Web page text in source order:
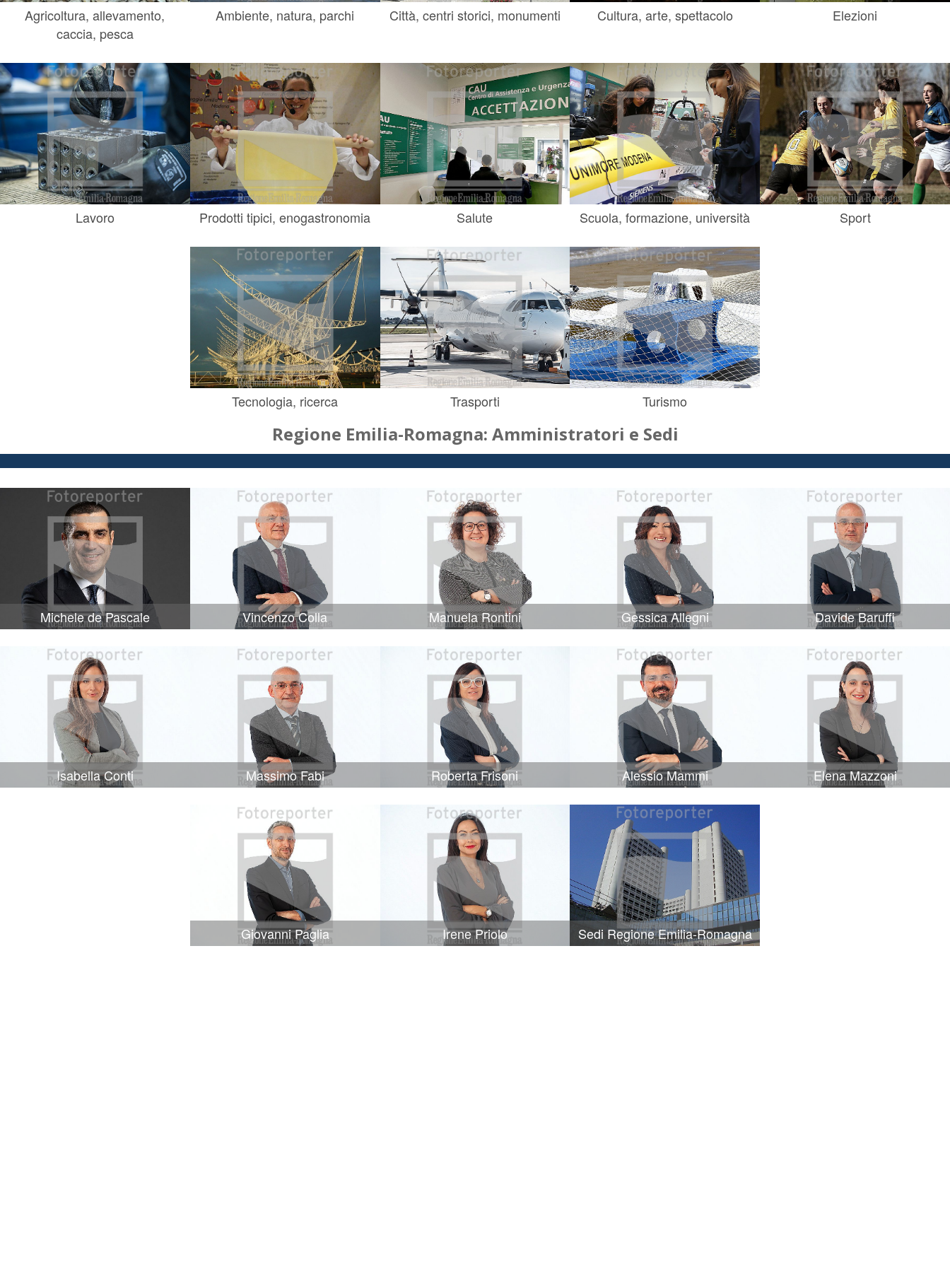
Agricoltura, allevamento,
caccia, pesca
Ambiente, natura, parchi Città, centri storici, monumenti Cultura, arte, spettacolo Elezioni
Lavoro Prodotti tipici, enogastronomia Salute Scuola, formazione, università Sport
Tecnologia, ricerca Trasporti Turismo
Regione Emilia-Romagna: Amministratori e Sedi
Michele de Pascale Vincenzo Colla Manuela Rontini Gessica Allegni Davide Baruffi
Isabella Conti Massimo Fabi Roberta Frisoni Alessio Mammi Elena Mazzoni
Giovanni Paglia Irene Priolo Sedi Regione Emilia-Romagna